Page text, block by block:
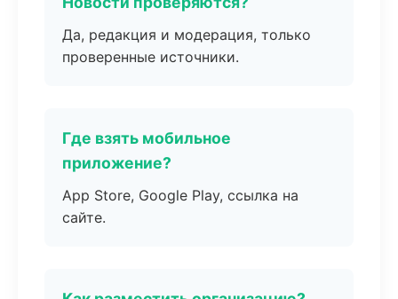
Да, редакция и модерация, только
проверенные источники.
Где взять мобильное
приложение?
App Store, Google Play, ссылка на
сайте.